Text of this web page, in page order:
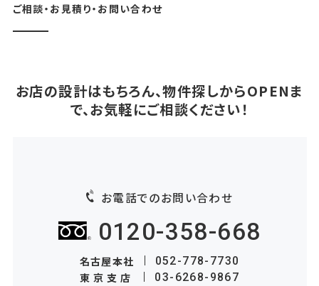
ご相談・お見積り・お問い合わせ
お店の設計はもちろん、物件探しからOPENま
で、お気軽にご相談ください！
お電話でのお問い合わせ
0120-358-668
名古屋本社 052-778-7730
東京支店 03-6268-9867